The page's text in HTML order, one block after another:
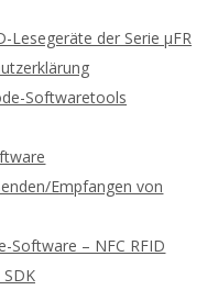
Lesegeräte der Serie μFR
Softwaretools
Empfangen von
Software – NFC RFID